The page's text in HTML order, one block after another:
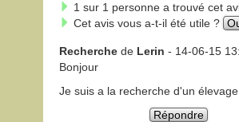
1 sur 1 personne a trouvé cet
Cet avis vous a-t-il été utile ?
Recherche de Lerin - 14-06-15
Bonjour
Je suis a la recherche d'un
Répondre